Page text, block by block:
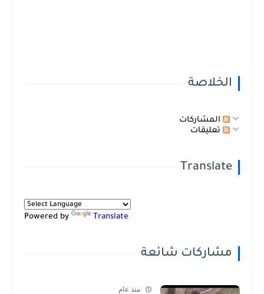
الخلاصة
المشاركات
تعليقات
Translate
Powered by Translate
مشاركات شائعة
منذ عام